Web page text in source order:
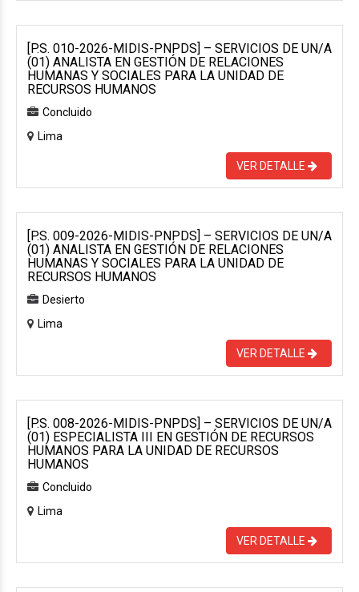
[P.S. 010-2026-MIDIS-PNPDS] – SERVICIOS DE UN/A
(01) ANALISTA EN GESTIÓN DE RELACIONES
HUMANAS Y SOCIALES PARA LA UNIDAD DE
RECURSOS HUMANOS
Concluido
Lima
VER DETALLE
[P.S. 009-2026-MIDIS-PNPDS] – SERVICIOS DE UN/A
(01) ANALISTA EN GESTIÓN DE RELACIONES
HUMANAS Y SOCIALES PARA LA UNIDAD DE
RECURSOS HUMANOS
Desierto
Lima
VER DETALLE
[P.S. 008-2026-MIDIS-PNPDS] – SERVICIOS DE UN/A
(01) ESPECIALISTA III EN GESTIÓN DE RECURSOS
HUMANOS PARA LA UNIDAD DE RECURSOS
HUMANOS
Concluido
Lima
VER DETALLE